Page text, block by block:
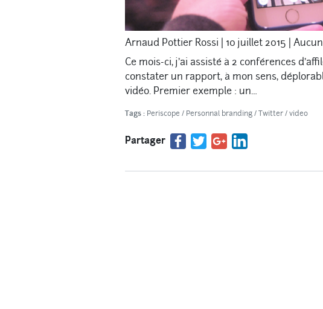
Arnaud Pottier Rossi 10 juillet 2015
Ce mois-ci, j’ai assisté à 2 conférences
constater un rapport, à mon sens,
vidéo. Premier exemple : un…
Tags : Periscope / Personnal branding/Twitter/video
Partager